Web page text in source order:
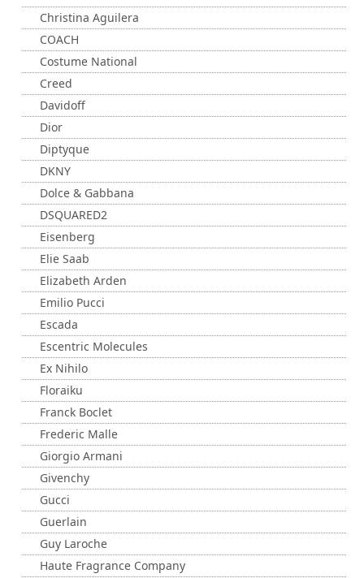
Christina Aguilera
COACH
Costume National
Creed
Davidoff
Dior
Diptyque
DKNY
Dolce & Gabbana
DSQUARED2
Eisenberg
Elie Saab
Elizabeth Arden
Emilio Pucci
Escada
Escentric Molecules
Ex Nihilo
Floraiku
Franck Boclet
Frederic Malle
Giorgio Armani
Givenchy
Gucci
Guerlain
Guy Laroche
Haute Fragrance Company